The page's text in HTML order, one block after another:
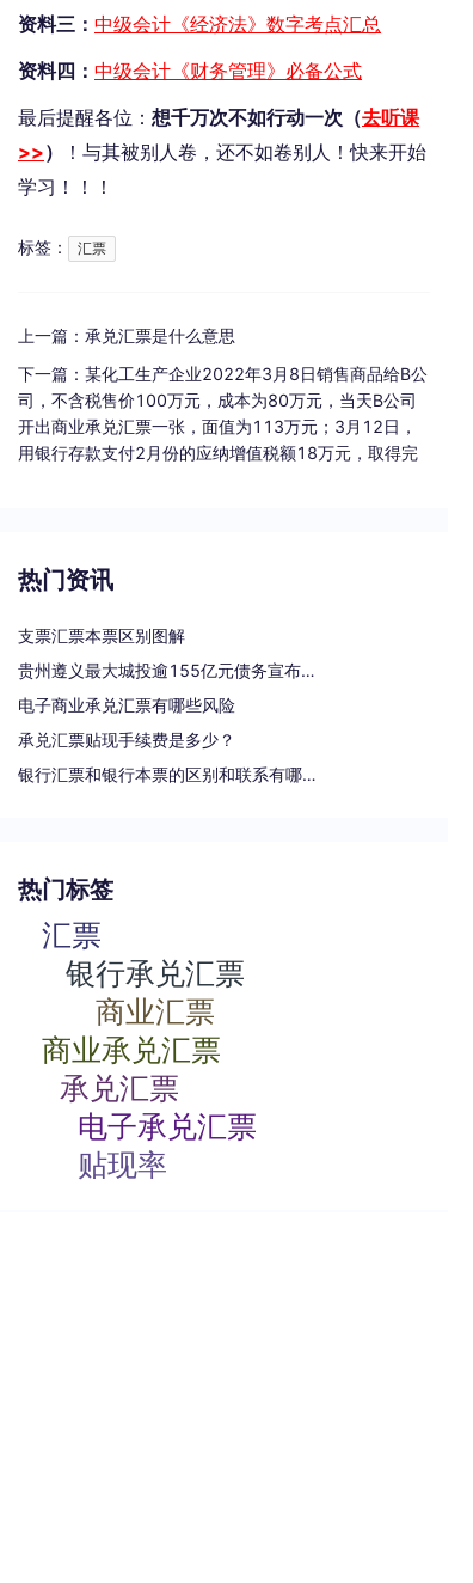
资料三： 中级会计《经济法》数字考点汇总
资料四： 中级会计《财务管理》必备公式
最后提醒各位： 想千万次不如行动一次（去听课
>>）
！与其被别人卷，还不如卷别人！快来开始
学习！！！
标签： 汇票
上一篇： 承兑汇票是什么意思
下一篇： 某化工生产企业2022年3月8日销售商品给B公
司，不含税售价100万元，成本为80万元，当天B公司
开出商业承兑汇票一张，面值为113万元；3月12日，
用银行存款支付2月份的应纳增值税额18万元，取得完
热门资讯
支票汇票本票区别图解
贵州遵义最大城投逾155亿元债务宣布重组
电子商业承兑汇票有哪些风险
承兑汇票贴现手续费是多少？
银行汇票和银行本票的区别和联系有哪些（一文读懂支票、本票和汇票的区别）
热门标签
汇票
银行承兑汇票
商业汇票
商业承兑汇票
承兑汇票
电子承兑汇票
贴现率